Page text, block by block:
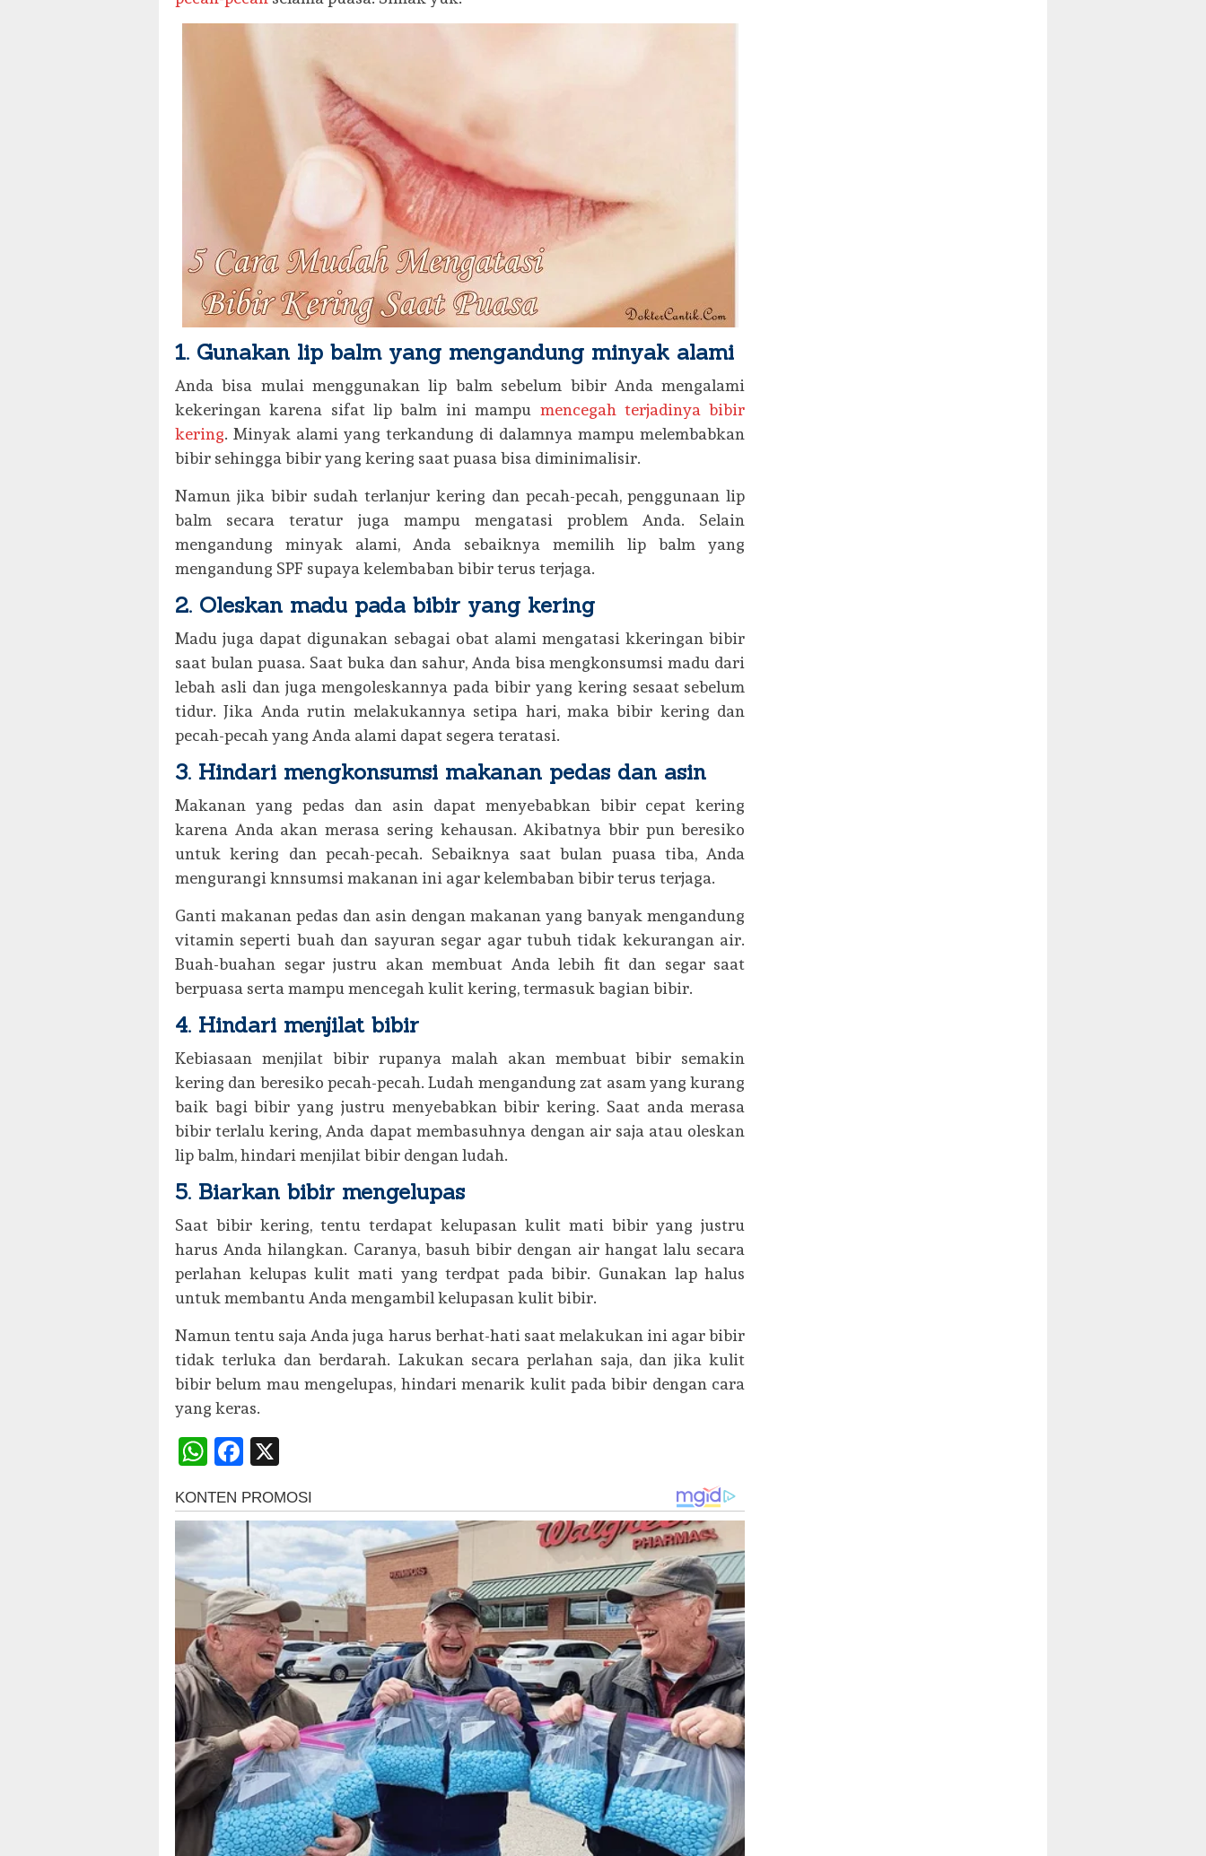
1. Gunakan lip balm yang mengandung minyak alami
Anda bisa mulai menggunakan lip balm sebelum bibir Anda mengalami
kekeringan karena sifat lip balm ini mampu mencegah terjadinya bibir
kering. Minyak alami yang terkandung di dalamnya mampu melembabkan
bibir sehingga bibir yang kering saat puasa bisa diminimalisir.
Namun jika bibir sudah terlanjur kering dan pecah-pecah, penggunaan lip
balm secara teratur juga mampu mengatasi problem Anda. Selain
mengandung minyak alami, Anda sebaiknya memilih lip balm yang
mengandung SPF supaya kelembaban bibir terus terjaga.
2. Oleskan madu pada bibir yang kering
Madu juga dapat digunakan sebagai obat alami mengatasi kkeringan bibir
saat bulan puasa. Saat buka dan sahur, Anda bisa mengkonsumsi madu dari
lebah asli dan juga mengoleskannya pada bibir yang kering sesaat sebelum
tidur. Jika Anda rutin melakukannya setipa hari, maka bibir kering dan
pecah-pecah yang Anda alami dapat segera teratasi.
3. Hindari mengkonsumsi makanan pedas dan asin
Makanan yang pedas dan asin dapat menyebabkan bibir cepat kering
karena Anda akan merasa sering kehausan. Akibatnya bbir pun beresiko
untuk kering dan pecah-pecah. Sebaiknya saat bulan puasa tiba, Anda
mengurangi knnsumsi makanan ini agar kelembaban bibir terus terjaga.
Ganti makanan pedas dan asin dengan makanan yang banyak mengandung
vitamin seperti buah dan sayuran segar agar tubuh tidak kekurangan air.
Buah-buahan segar justru akan membuat Anda lebih fit dan segar saat
berpuasa serta mampu mencegah kulit kering, termasuk bagian bibir.
4. Hindari menjilat bibir
Kebiasaan menjilat bibir rupanya malah akan membuat bibir semakin
kering dan beresiko pecah-pecah. Ludah mengandung zat asam yang kurang
baik bagi bibir yang justru menyebabkan bibir kering. Saat anda merasa
bibir terlalu kering, Anda dapat membasuhnya dengan air saja atau oleskan
lip balm, hindari menjilat bibir dengan ludah.
5. Biarkan bibir mengelupas
Saat bibir kering, tentu terdapat kelupasan kulit mati bibir yang justru
harus Anda hilangkan. Caranya, basuh bibir dengan air hangat lalu secara
perlahan kelupas kulit mati yang terdpat pada bibir. Gunakan lap halus
untuk membantu Anda mengambil kelupasan kulit bibir.
Namun tentu saja Anda juga harus berhat-hati saat melakukan ini agar bibir
tidak terluka dan berdarah. Lakukan secara perlahan saja, dan jika kulit
bibir belum mau mengelupas, hindari menarik kulit pada bibir dengan cara
yang keras.
WhatsApp
Facebook